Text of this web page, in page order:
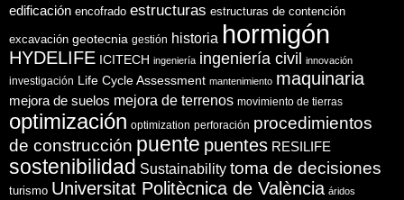
edificación encofrado estructuras estructuras de contención
excavación geotecnia gestión historia hormigón
HYDELIFE ICITECH ingeniería ingeniería civil innovación
investigación Life Cycle Assessment mantenimiento maquinaria
mejora de suelos mejora de terrenos movimiento de tierras
optimización optimization perforación procedimientos
de construcción puente puentes RESILIFE
sostenibilidad Sustainability toma de decisiones
turismo Universitat Politècnica de València áridos